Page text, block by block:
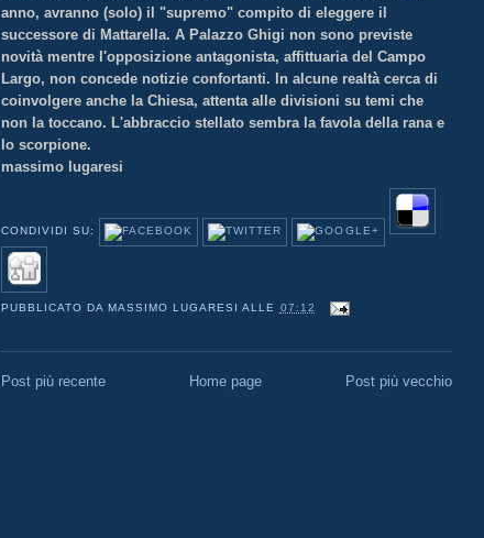
anno, avranno (solo) il "supremo" compito di eleggere il
successore di Mattarella. A Palazzo Ghigi non sono previste
novità mentre l'opposizione antagonista, affittuaria del Campo
Largo, non concede notizie confortanti. In alcune realtà cerca di
coinvolgere anche la Chiesa, attenta alle divisioni su temi che
non la toccano. L'abbraccio stellato sembra la favola della rana e
lo scorpione.
massimo lugaresi
CONDIVIDI SU:
PUBBLICATO DA MASSIMO LUGARESI ALLE 07:12
Post più recente Post più vecchio
Home page